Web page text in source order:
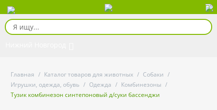
Главная / Каталог товаров для животных / Собаки /
Игрушки, одежда, обувь / Одежда / Комбинезоны /
Тузик комбинезон синтепоновый д/суки бассенджи